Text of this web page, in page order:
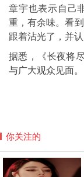
章宇也表示自己
重，有余味。看
跟着沾光了，并
据悉，《长夜将
与广大观众见面。
你关注的